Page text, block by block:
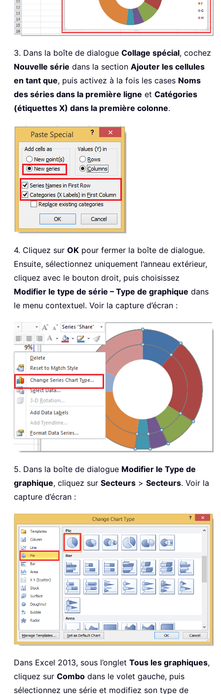
3. Dans la boîte de dialogue Collage spécial, cochez
Nouvelle série dans la section Ajouter les cellules
en tant que, puis activez à la fois les cases Noms
des séries dans la première ligne et Catégories
(étiquettes X) dans la première colonne.
4. Cliquez sur OK pour fermer la boîte de dialogue.
Ensuite, sélectionnez uniquement l’anneau extérieur,
cliquez avec le bouton droit, puis choisissez
Modifier le type de série – Type de graphique dans
le menu contextuel. Voir la capture d’écran :
5. Dans la boîte de dialogue Modifier le Type de
graphique, cliquez sur Secteurs > Secteurs. Voir la
capture d’écran :
Dans Excel 2013, sous l’onglet Tous les graphiques,
cliquez sur Combo dans le volet gauche, puis
sélectionnez une série et modifiez son type de